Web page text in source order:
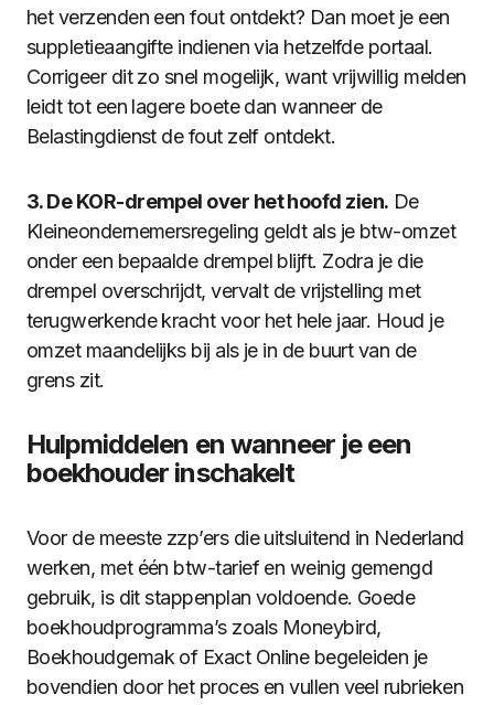
het verzenden een fout ontdekt? Dan moet je een
suppletieaangifte indienen via hetzelfde portaal.
Corrigeer dit zo snel mogelijk, want vrijwillig melden
leidt tot een lagere boete dan wanneer de
Belastingdienst de fout zelf ontdekt.
3. De KOR-drempel over het hoofd zien. De
Kleineondernemersregeling geldt als je btw-omzet
onder een bepaalde drempel blijft. Zodra je die
drempel overschrijdt, vervalt de vrijstelling met
terugwerkende kracht voor het hele jaar. Houd je
omzet maandelijks bij als je in de buurt van de
grens zit.
Hulpmiddelen en wanneer je een
boekhouder inschakelt
Voor de meeste zzp’ers die uitsluitend in Nederland
werken, met één btw-tarief en weinig gemengd
gebruik, is dit stappenplan voldoende. Goede
boekhoudprogramma’s zoals Moneybird,
Boekhoudgemak of Exact Online begeleiden je
bovendien door het proces en vullen veel rubrieken